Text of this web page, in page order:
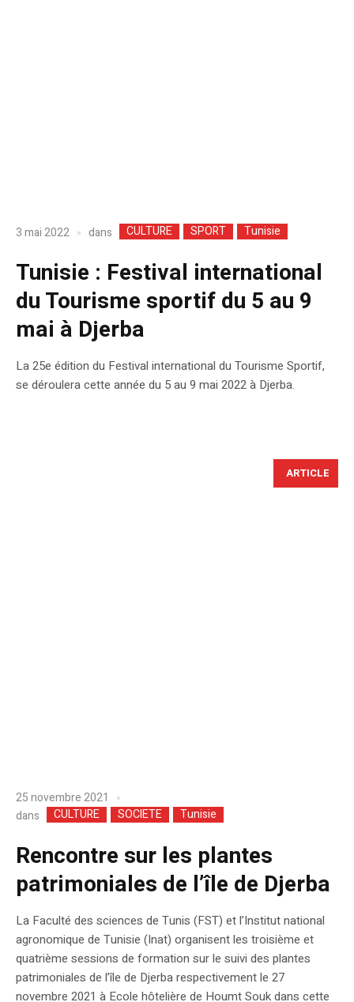
3 mai 2022 dans CULTURE SPORT Tunisie
Tunisie : Festival international
du Tourisme sportif du 5 au 9
mai à Djerba
La 25e édition du Festival international du Tourisme Sportif,
se déroulera cette année du 5 au 9 mai 2022 à Djerba.
ARTICLE
25 novembre 2021
dans
CULTURE SOCIETE Tunisie
Rencontre sur les plantes
patrimoniales de l’île de Djerba
La Faculté des sciences de Tunis (FST) et l’Institut national
agronomique de Tunisie (Inat) organisent les troisième et
quatrième sessions de formation sur le suivi des plantes
patrimoniales de l’île de Djerba respectivement le 27
novembre 2021 à Ecole hôtelière de Houmt Souk dans cette